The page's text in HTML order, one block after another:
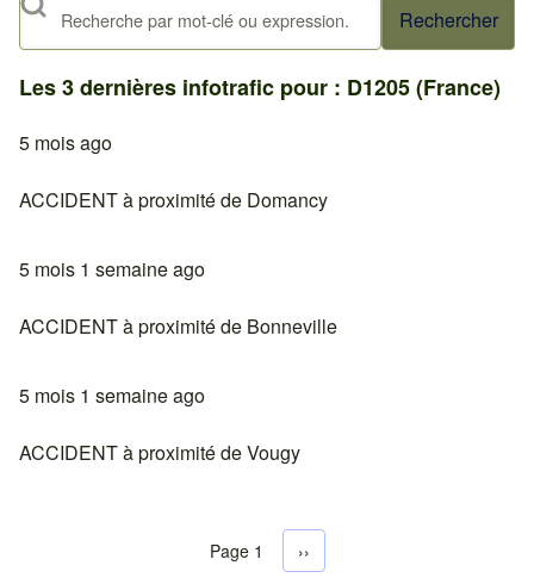
Rechercher
Les 3 dernières infotrafic pour : D1205 (France)
5 mois ago
ACCIDENT à proximité de Domancy
5 mois 1 semaine ago
ACCIDENT à proximité de Bonneville
5 mois 1 semaine ago
ACCIDENT à proximité de Vougy
Pagination
Page 1 Next page
››